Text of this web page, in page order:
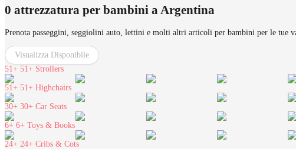
0 attrezzatura per bambini a Argentina
Prenota passeggini, seggiolini auto, lettini e molti altri articoli per bambini per le tue
Visualizza Disponibile
51+ 51+ Strollers
51+ 51+ Highchairs
30+ 30+ Car Seats
6+ 6+ Toys & Books
24+ 24+ Cribs & Cots